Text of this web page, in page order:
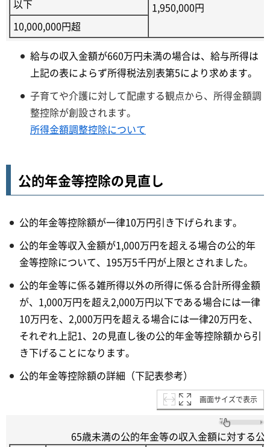
以下
1,950,000円
10,000,000円超
給与の収入金額が660万円未満の場合は、給与所得は
上記の表によらず所得税法別表第5により求めます。
子育てや介護に対して配慮する観点から、所得金額調
整控除が創設されます。
所得金額調整控除について
公的年金等控除の見直し
公的年金等控除額が一律10万円引き下げられます。
公的年金等収入金額が1,000万円を超える場合の公的年
金等控除について、195万5千円が上限とされました。
公的年金等に係る雑所得以外の所得に係る合計所得金額
が、1,000万円を超え2,000万円以下である場合には一律
10万円を、2,000万円を超える場合には一律20万円を、
それぞれ上記1、2の見直し後の公的年金等控除額から引
き下げることになります。
公的年金等控除額の詳細（下記表参考）
画面サイズで表示
65歳未満の公的年金等の収入金額に対する公